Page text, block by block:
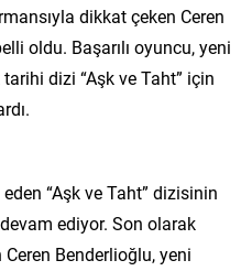
dikkat çeken Ceren
oldu. Başarılı oyuncu, yeni
dizi “Aşk ve Taht” için
eden “Aşk ve Taht” dizisinin
ediyor. Son olarak
Benderlioğlu, yeni